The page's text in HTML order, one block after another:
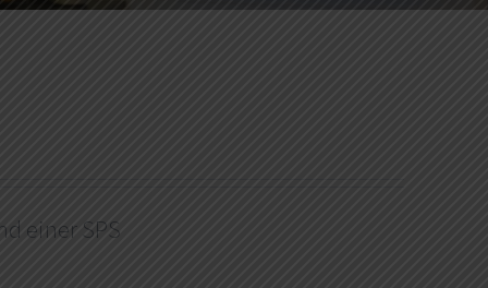
einer SPS